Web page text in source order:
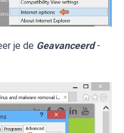
je de Geavanceerd -